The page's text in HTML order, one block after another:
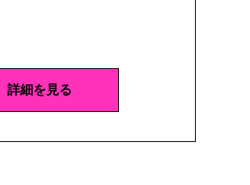
詳細を見る